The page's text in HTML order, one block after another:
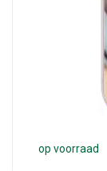
op voorraad